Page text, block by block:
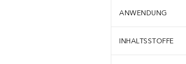
ANWENDUNG
INHALTSSTOFFE